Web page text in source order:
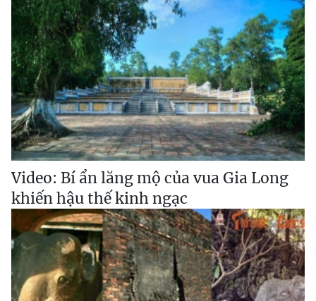
Video: Bí ẩn lăng mộ của vua Gia Long
khiến hậu thế kinh ngạc